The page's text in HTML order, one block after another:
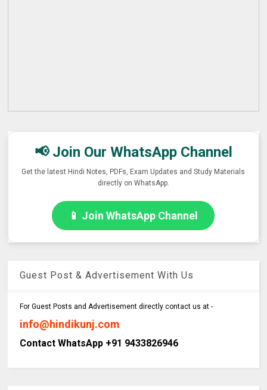
📢 Join Our WhatsApp Channel
Get the latest Hindi Notes, PDFs, Exam Updates and Study Materials
directly on WhatsApp.
📱 Join WhatsApp Channel
Guest Post & Advertisement With Us
For Guest Posts and Advertisement directly contact us at -
info@hindikunj.com
Contact WhatsApp +91 9433826946